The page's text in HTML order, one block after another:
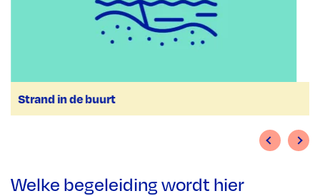
Strand in de buurt
Welke begeleiding wordt hier